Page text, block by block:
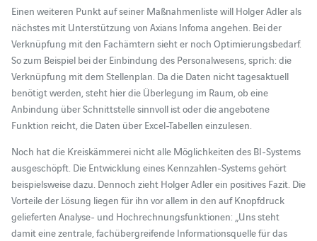
Einen weiteren Punkt auf seiner Maßnahmenliste will Holger Adler als
nächstes mit Unterstützung von Axians Infoma angehen. Bei der
Verknüpfung mit den Fachämtern sieht er noch Optimierungsbedarf.
So zum Beispiel bei der Einbindung des Personalwesens, sprich: die
Verknüpfung mit dem Stellenplan. Da die Daten nicht tagesaktuell
benötigt werden, steht hier die Überlegung im Raum, ob eine
Anbindung über Schnittstelle sinnvoll ist oder die angebotene
Funktion reicht, die Daten über Excel-Tabellen einzulesen.
Noch hat die Kreiskämmerei nicht alle Möglichkeiten des BI-Systems
ausgeschöpft. Die Entwicklung eines Kennzahlen-Systems gehört
beispielsweise dazu. Dennoch zieht Holger Adler ein positives Fazit. Die
Vorteile der Lösung liegen für ihn vor allem in den auf Knopfdruck
gelieferten Analyse- und Hochrechnungsfunktionen: „Uns steht
damit eine zentrale, fachübergreifende Informationsquelle für das